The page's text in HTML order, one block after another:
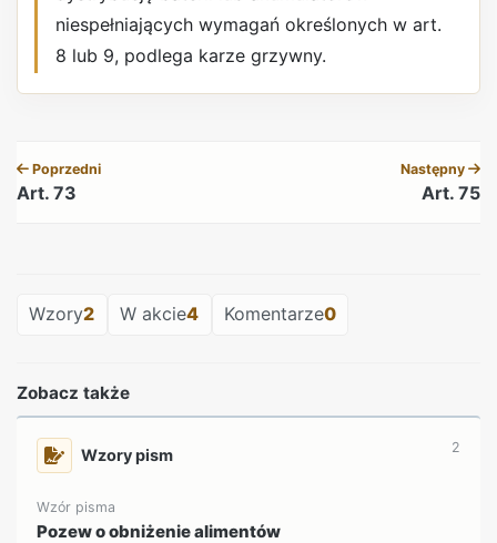
niespełniających wymagań określonych w art.
8 lub 9, podlega karze grzywny.
Poprzedni
Art. 73
Następny
Art. 75
Wzory2 W akcie4 Komentarze0
Zobacz także
Wzory pism 2
Wzór pisma
Pozew o obniżenie alimentów